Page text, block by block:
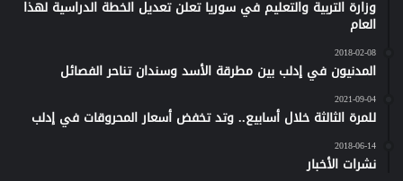
وزارة التربية والتعليم في سوريا تعلن تعديل الخطة الدراسية لهذا
العام
2018-02-08
المدنيون في إدلب بين مطرقة الأسد وسندان تناحر الفصائل
2021-09-04
للمرة الثالثة خلال أسابيع.. وتد تخفض أسعار المحروقات في إدلب
2018-06-14
نشرات الأخبار